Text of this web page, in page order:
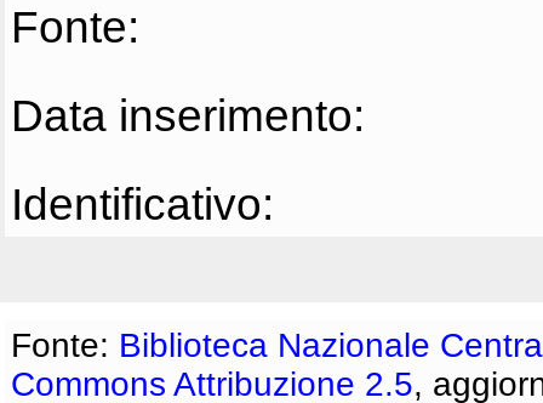
Fonte:
Data inserimento:
Identificativo:
Fonte: Biblioteca Nazionale
Commons Attribuzione 2.5,